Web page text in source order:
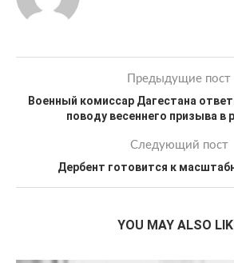
Предыдущие пост
Военный комиссар Дагестана
поводу весеннего призыва в
Следующий пост
Дербент готовится к
YOU MAY ALSO